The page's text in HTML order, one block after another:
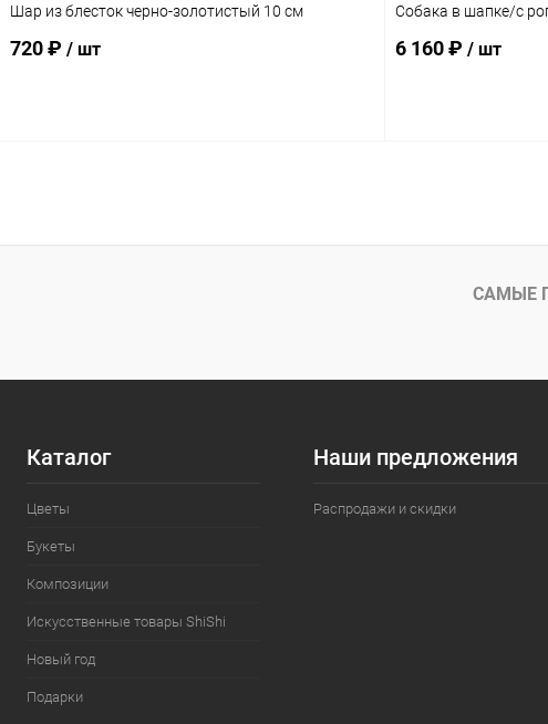
Шар из блесток черно-золотистый 10 см
720 ₽ / шт
Собака в шапке/с
6 160 ₽ / шт
САМЫЕ
Каталог
Цветы
Букеты
Композиции
Искусственные товары ShiShi
Новый год
Подарки
Наши предложения
Распродажи и скидки